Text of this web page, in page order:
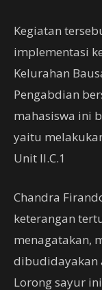
Kegiatan
implementasi
Kelurahan
Pengabdian
mahasiswa ini
yaitu
Unit II.C.1
Chandra
keterangan
menagatakan,
dibudidayakan
Lorong sayur